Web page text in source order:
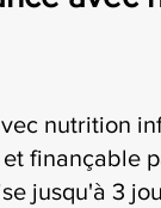
nutrition
finançable
jusqu'à 3